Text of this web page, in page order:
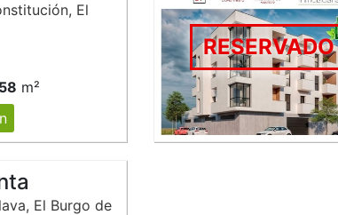
El
58 m²
RESERVADO
El Burgo de